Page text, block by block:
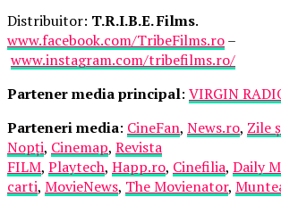
Distribuitor: T.R.I.B.E. Films.
www.facebook.com/TribeFilms.ro–
www.instagram.com/tribefilms.ro/
Partener media principal: VIRGIN
Parteneri media: CineFan, News.ro, Zile
Nopți, Cinemap, Revista
FILM, Playtech, Happ.ro, Cinefilia, Daily
carti, MovieNews, The Movienator,